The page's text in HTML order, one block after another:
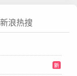
新浪热搜